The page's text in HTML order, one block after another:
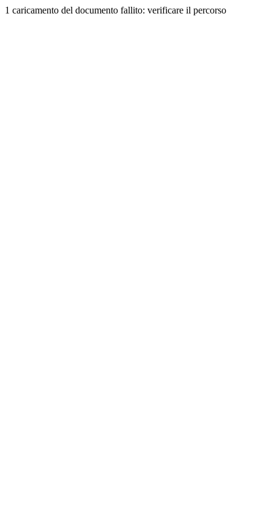
1 caricamento del documento fallito: verificare il percorso